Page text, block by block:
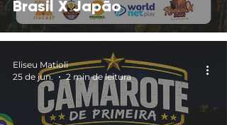
Brasil X Japão
Eliseu Matioli
25 de jun.
2 min de leitura